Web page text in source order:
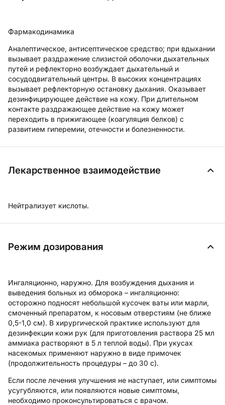
Фармакодинамика
Аналептическое, антисептическое средство; при вдыхании
вызывает раздражение слизистой оболочки дыхательных
путей и рефлекторно возбуждает дыхательный и
сосудодвигательный центры. В высоких концентрациях
вызывает рефлекторную остановку дыхания. Оказывает
дезинфицирующее действие на кожу. При длительном
контакте раздражающее действие на кожу может
переходить в прижигающее (коагуляция белков) с
развитием гиперемии, отечности и болезненности.
Лекарственное взаимодействие
Нейтрализует кислоты.
Режим дозирования
Ингаляционно, наружно. Для возбуждения дыхания и
выведения больных из обморока – ингаляционно:
осторожно подносят небольшой кусочек ваты или марли,
смоченный препаратом, к носовым отверстиям (не ближе
0,5-1,0 см). В хирургической практике используют для
дезинфекции кожи рук (для приготовления раствора 25 мл
аммиака растворяют в 5 л теплой воды). При укусах
насекомых применяют наружно в виде примочек
(продолжительность процедуры – до 30 с).
Если после лечения улучшения не наступает, или симптомы
усугубляются, или появляются новые симптомы,
необходимо проконсультироваться с врачом.